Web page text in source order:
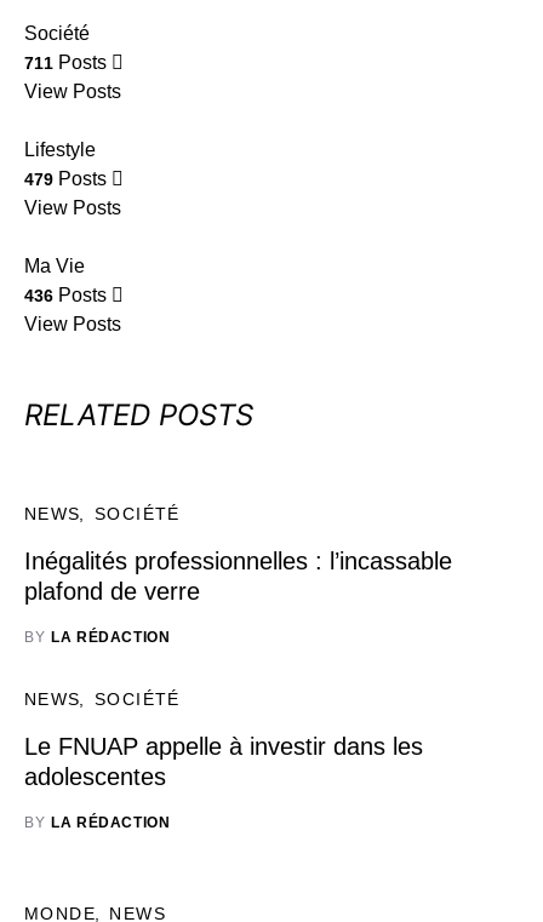
Société
711 Posts
View Posts
Lifestyle
479 Posts
View Posts
Ma Vie
436 Posts
View Posts
RELATED POSTS
NEWS SOCIÉTÉ
Inégalités professionnelles : l’incassable
plafond de verre
BY LA RÉDACTION
NEWS SOCIÉTÉ
Le FNUAP appelle à investir dans les
adolescentes
BY LA RÉDACTION
MONDE NEWS